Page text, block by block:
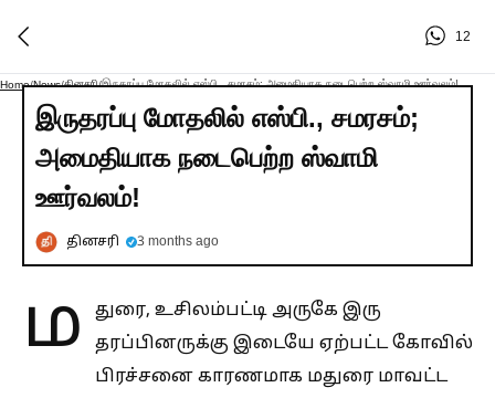
12
Home/News/தினசரி/இருதரப்பு மோதலில் எஸ்பி., சமரசம்; அமைதியாக நடைபெற்ற ஸ்வாமி ஊர்வலம்!
இருதரப்பு மோதலில் எஸ்பி., சமரசம்;
அமைதியாக நடைபெற்ற ஸ்வாமி
ஊர்வலம்!
தினசரி 3 months ago
ம
துரை, உசிலம்பட்டி அருகே இரு
தரப்பினருக்கு இடையே ஏற்பட்ட கோவில்
பிரச்சனை காரணமாக மதுரை மாவட்ட